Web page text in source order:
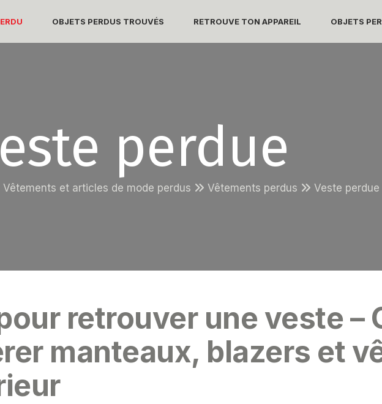
OBJETS PERDUS TROUVÉS RETROUVE TON APPAREIL OBJETS
perdue
Vêtements et articles de mode perdus Vêtements perdus Veste perdue
retrouver une veste –
manteaux, blazers et